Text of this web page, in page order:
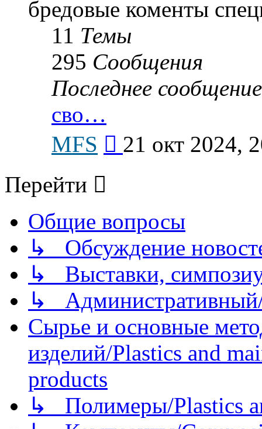
бредовые коменты
11 Темы
295 Сообщения
Последнее сообщение
сво…
MFS
последнему
21 окт 2024,
Перейти
Общие вопросы
↳ Обсуждение
↳ Выставки,
↳
Сырье и основные
изделий/Plastics and
products
↳ Полимеры/Plastics